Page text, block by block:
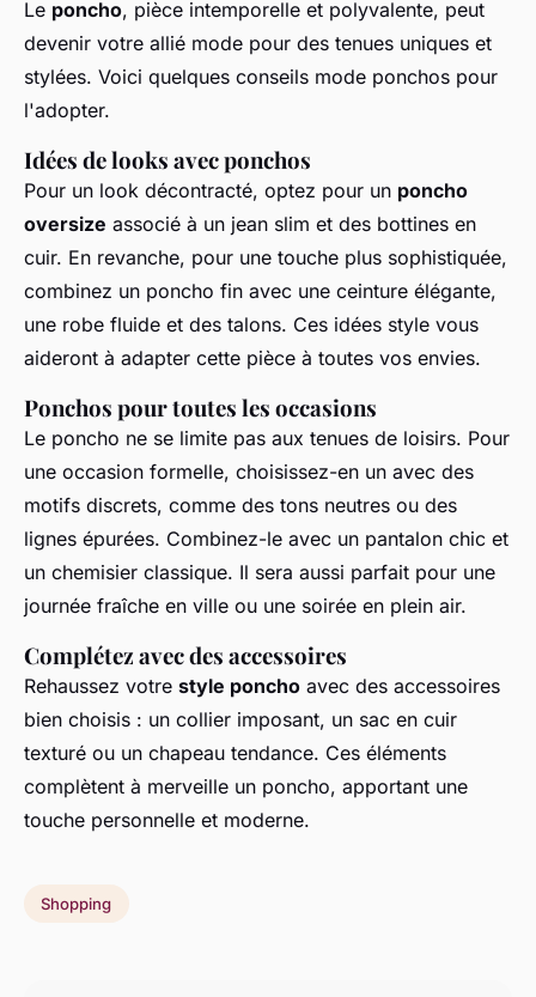
Le poncho, pièce intemporelle et polyvalente, peut
devenir votre allié mode pour des tenues uniques et
stylées. Voici quelques conseils mode ponchos pour
l'adopter.
Idées de looks avec ponchos
Pour un look décontracté, optez pour un poncho
oversize associé à un jean slim et des bottines en
cuir. En revanche, pour une touche plus sophistiquée,
combinez un poncho fin avec une ceinture élégante,
une robe fluide et des talons. Ces idées style vous
aideront à adapter cette pièce à toutes vos envies.
Ponchos pour toutes les occasions
Le poncho ne se limite pas aux tenues de loisirs. Pour
une occasion formelle, choisissez-en un avec des
motifs discrets, comme des tons neutres ou des
lignes épurées. Combinez-le avec un pantalon chic et
un chemisier classique. Il sera aussi parfait pour une
journée fraîche en ville ou une soirée en plein air.
Complétez avec des accessoires
Rehaussez votre style poncho avec des accessoires
bien choisis : un collier imposant, un sac en cuir
texturé ou un chapeau tendance. Ces éléments
complètent à merveille un poncho, apportant une
touche personnelle et moderne.
Shopping